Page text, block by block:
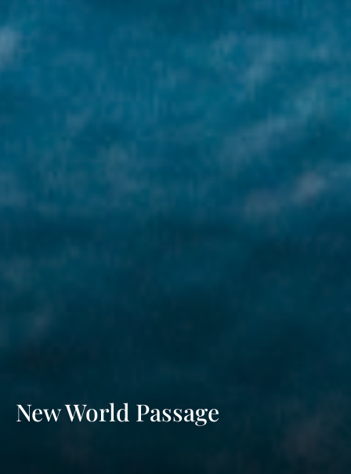
New World Passage